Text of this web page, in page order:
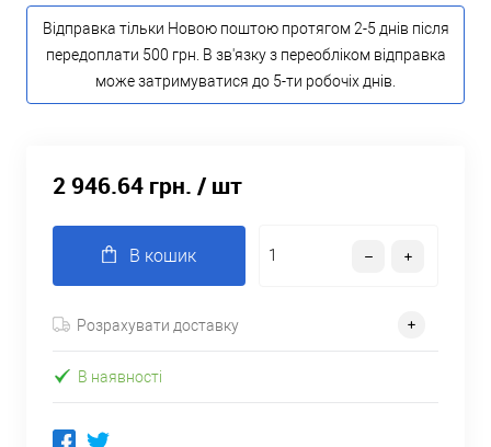
Відправка тільки Новою поштою протягом 2-5 днів після
передоплати 500 грн. В зв'язку з переобліком відправка
може затримуватися до 5-ти робочіх днів.
2 946.64 грн. / шт
В кошик
Розрахувати доставку
В наявності